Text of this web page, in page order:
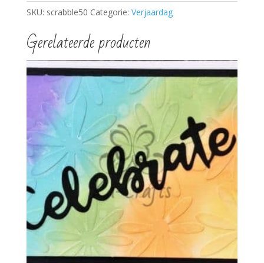
SKU: scrabble50 Categorie: Verjaardag
Gerelateerde producten